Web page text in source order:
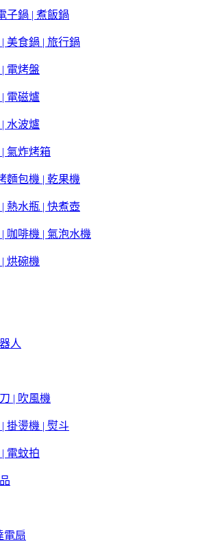
子鍋 | 煮飯鍋
美食鍋 | 旅行鍋
電烤盤
電磁爐
水波爐
氣炸烤箱
麵包機 | 乾果機
熱水瓶 | 快煮壺
咖啡機 | 氣泡水機
烘碗機
人
| 吹風機
掛燙機 | 熨斗
電蚊拍
電扇